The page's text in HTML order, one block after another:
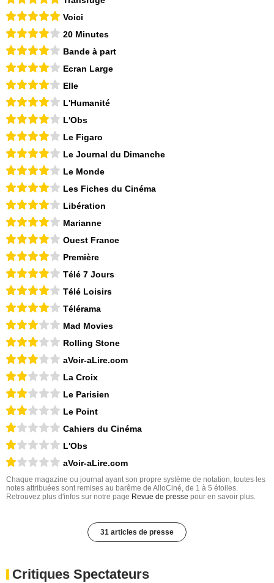
Voici
20 Minutes
Bande à part
Ecran Large
Elle
L'Humanité
L'Obs
Le Figaro
Le Journal du Dimanche
Le Monde
Les Fiches du Cinéma
Libération
Marianne
Ouest France
Première
Télé 7 Jours
Télé Loisirs
Télérama
Mad Movies
Rolling Stone
aVoir-aLire.com
La Croix
Le Parisien
Le Point
Cahiers du Cinéma
L'Obs
aVoir-aLire.com
Chaque magazine ou journal ayant son propre système de notation, toutes les
notes attribuées sont remises au barême de AlloCiné, de 1 à 5 étoiles.
Retrouvez plus d'infos sur notre page Revue de presse pour en savoir plus.
31 articles de presse
Critiques Spectateurs